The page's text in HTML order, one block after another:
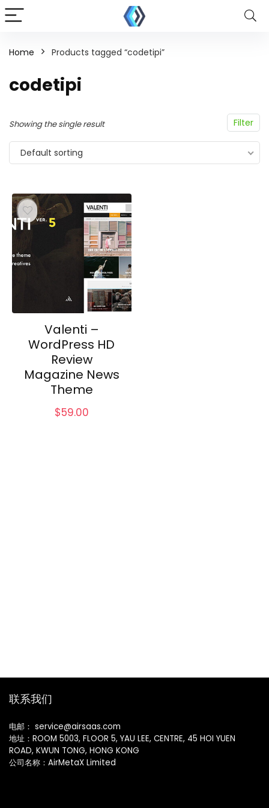
Home Products tagged “codetipi”
codetipi
Filter
Showing the single result
Default sorting
Valenti –
WordPress HD
Review
Magazine News
Theme
$59.00
联系我们
电邮： service@airsaas.com
地址：ROOM 5003, FLOOR 5, YAU LEE, CENTRE, 45 HOI YUEN
ROAD, KWUN TONG, HONG KONG
公司名称：AirMetaX Limited